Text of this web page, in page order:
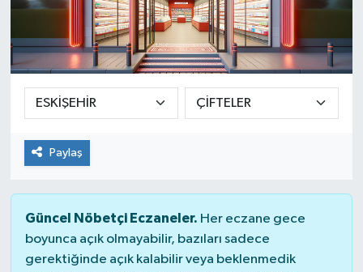
Paylaş
Güncel Nöbetçi Eczaneler. Her eczane gece
boyunca açık olmayabilir, bazıları sadece
gerektiğinde açık kalabilir veya beklenmedik
Tüm Manşetler
Son Dakika Haberleri
Haber Arşivi